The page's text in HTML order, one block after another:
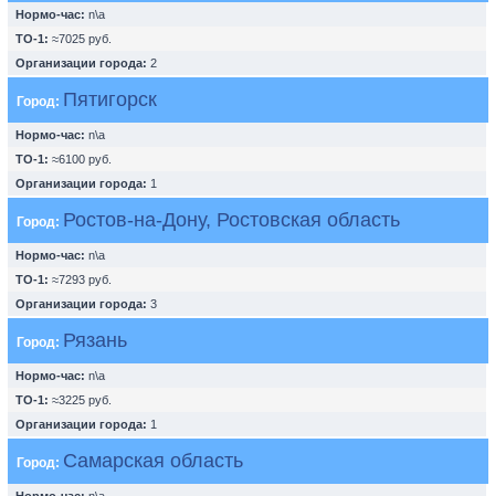
Нормо-час: n\a
ТО-1: ≈7025 руб.
Организации города: 2
Город: Пятигорск
Нормо-час: n\a
ТО-1: ≈6100 руб.
Организации города: 1
Город: Ростов-на-Дону, Ростовская область
Нормо-час: n\a
ТО-1: ≈7293 руб.
Организации города: 3
Город: Рязань
Нормо-час: n\a
ТО-1: ≈3225 руб.
Организации города: 1
Город: Самарская область